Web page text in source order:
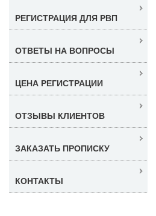
РЕГИСТРАЦИЯ ДЛЯ РВП
ОТВЕТЫ НА ВОПРОСЫ
ЦЕНА РЕГИСТРАЦИИ
ОТЗЫВЫ КЛИЕНТОВ
ЗАКАЗАТЬ ПРОПИСКУ
КОНТАКТЫ